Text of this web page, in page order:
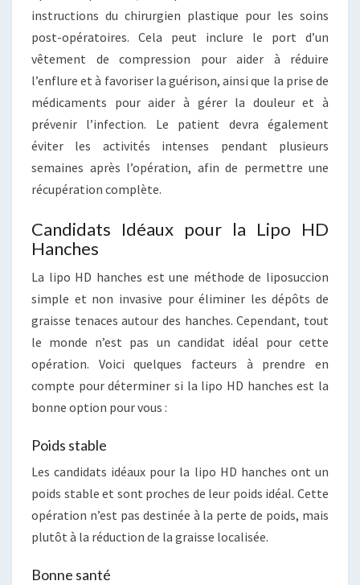
instructions du chirurgien plastique pour les soins
post-opératoires. Cela peut inclure le port d’un
vêtement de compression pour aider à réduire
l’enflure et à favoriser la guérison, ainsi que la prise de
médicaments pour aider à gérer la douleur et à
prévenir l’infection. Le patient devra également
éviter les activités intenses pendant plusieurs
semaines après l’opération, afin de permettre une
récupération complète.
Candidats Idéaux pour la Lipo HD
Hanches
La lipo HD hanches est une méthode de liposuccion
simple et non invasive pour éliminer les dépôts de
graisse tenaces autour des hanches. Cependant, tout
le monde n’est pas un candidat idéal pour cette
opération. Voici quelques facteurs à prendre en
compte pour déterminer si la lipo HD hanches est la
bonne option pour vous :
Poids stable
Les candidats idéaux pour la lipo HD hanches ont un
poids stable et sont proches de leur poids idéal. Cette
opération n’est pas destinée à la perte de poids, mais
plutôt à la réduction de la graisse localisée.
Bonne santé